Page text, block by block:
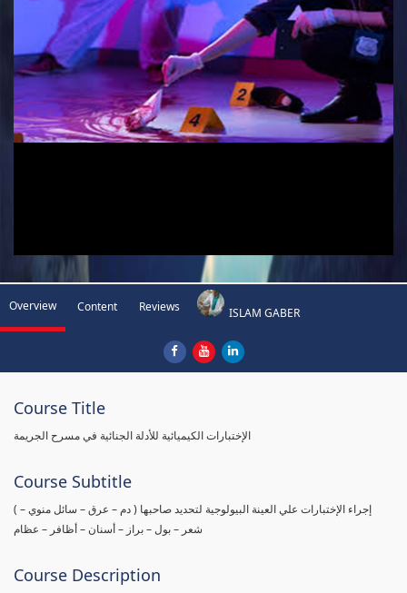
Overview Content Reviews ISLAM GABER
Course Title
الإختبارات الكيميائية للأدلة الجنائية في مسرح الجريمة
Course Subtitle
( إجراء الإختبارات علي العينة البيولوجية لتحديد صاحبها ( دم – عرق – سائل منوي –
شعر – بول – براز – أسنان – أظافر – عظام
Course Description